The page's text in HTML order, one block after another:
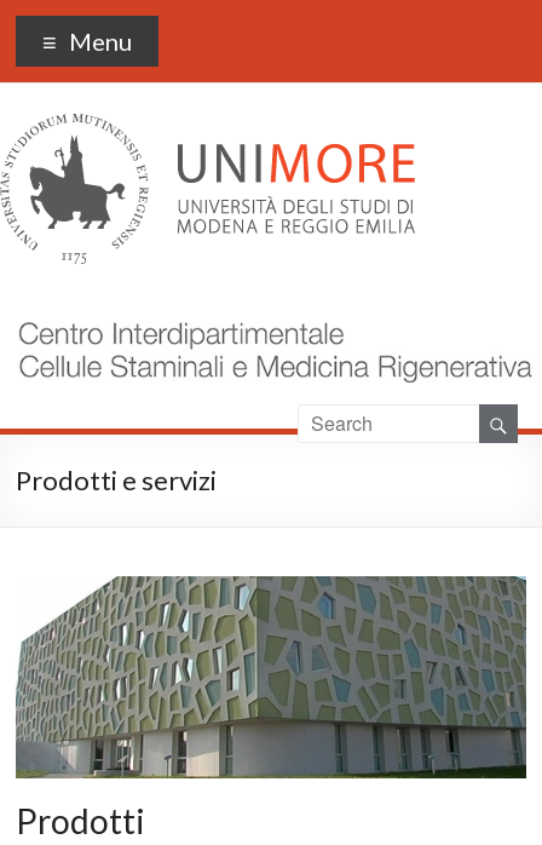
CIDSTEM
Menu
Prodotti e servizi
Prodotti